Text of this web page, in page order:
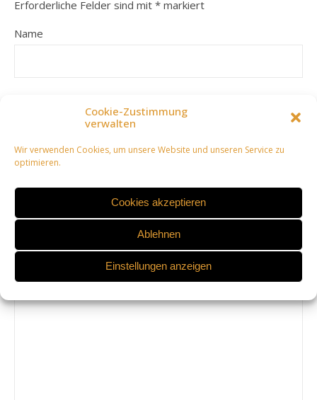
Cookie-Zustimmung
verwalten
Wir verwenden Cookies, um unsere Website und unseren Service zu
optimieren.
Cookies akzeptieren
Ablehnen
Einstellungen anzeigen
Erforderliche Felder sind mit * markiert
Name
Website